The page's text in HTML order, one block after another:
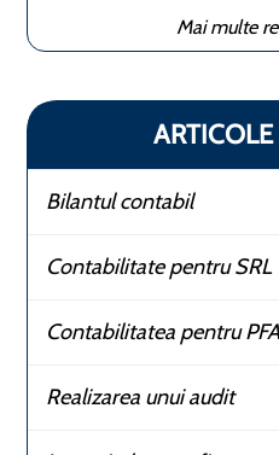
Mai multe
ARTICOLE
Bilantul contabil
Contabilitate pentru SRL
Contabilitatea pentru PFA
Realizarea unui audit